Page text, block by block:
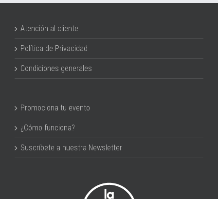
Atención al cliente
Política de Privacidad
Condiciones generales
Promociona tu evento
¿Cómo funciona?
Suscríbete a nuestra Newsletter